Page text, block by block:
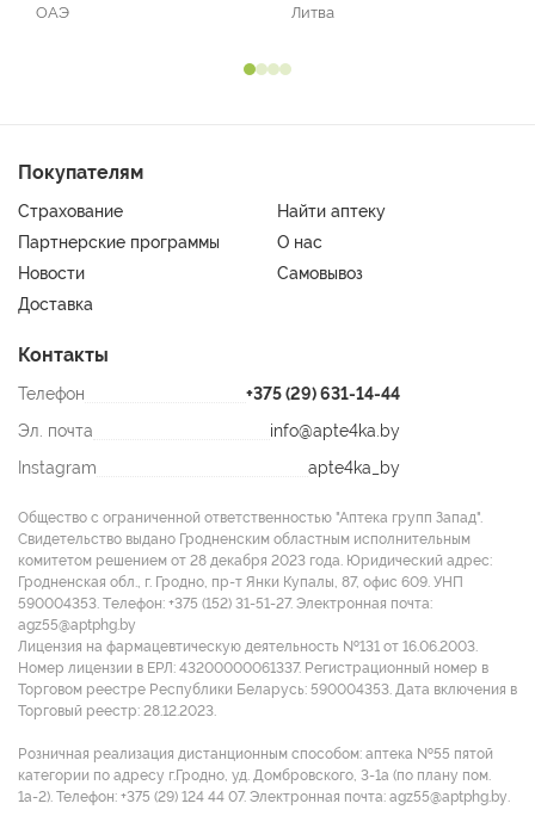
ОАЭ Литва
Покупателям
Страхование
Найти аптеку
Партнерские программы
О нас
Новости
Самовывоз
Доставка
Контакты
Телефон
+375 (29) 631-14-44
Эл. почта
info@apte4ka.by
Instagram
apte4ka_by
Общество с ограниченной ответственностью "Аптека групп Запад".
Свидетельство выдано Гродненским областным исполнительным
комитетом решением от 28 декабря 2023 года. Юридический адрес:
Гродненская обл., г. Гродно, пр-т Янки Купалы, 87, офис 609. УНП
590004353. Tелефон: +375 (152) 31-51-27. Электронная почта:
agz55@aptphg.by
Лицензия на фармацевтическую деятельность №131 от 16.06.2003.
Номер лицензии в ЕРЛ: 43200000061337. Регистрационный номер в
Торговом реестре Республики Беларусь: 590004353. Дата включения в
Торговый реестр: 28.12.2023.
Розничная реализация дистанционным способом: аптека №55 пятой
категории по адресу г.Гродно, уд. Домбровского, 3-1а (по плану пом.
1а-2). Телефон: +375 (29) 124 44 07. Электронная почта: agz55@aptphg.by.